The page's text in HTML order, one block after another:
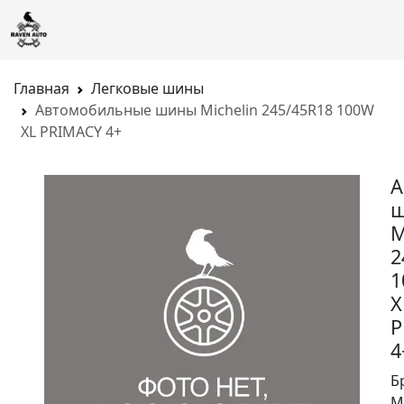
Главная
Легковые шины
Автомобильные шины Michelin 245/45R18 100W
XL PRIMACY 4+